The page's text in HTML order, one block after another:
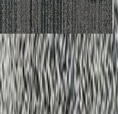
プル請求